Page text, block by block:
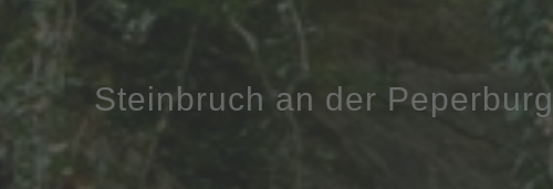
Steinbruch an der Peperburg